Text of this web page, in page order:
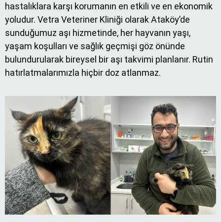
hastalıklara karşı korumanın en etkili ve en ekonomik
yoludur. Vetra Veteriner Kliniği olarak Ataköy’de
sunduğumuz aşı hizmetinde, her hayvanın yaşı,
yaşam koşulları ve sağlık geçmişi göz önünde
bulundurularak bireysel bir aşı takvimi planlanır. Rutin
hatırlatmalarımızla hiçbir doz atlanmaz.